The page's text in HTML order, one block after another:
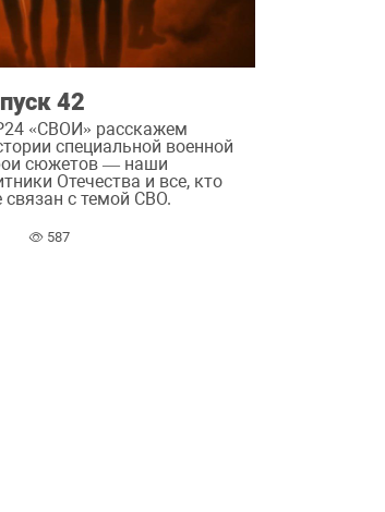
42
«СВОИ» расскажем
специальной военной
сюжетов — наши
Отечества и все, кто
связан с темой СВО.
587